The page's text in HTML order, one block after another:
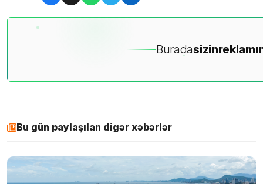
Buradasizin
Bu gün paylaşılan digər xəbərlər